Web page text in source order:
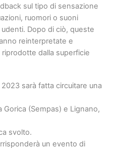
sul tipo di sensazione
ruomori o suoni
Dopo di ciò, queste
reinterpretate e
dalla superficie
sarà fatta circuitare una
(Sempas) e Lignano,
svolto.
un evento di